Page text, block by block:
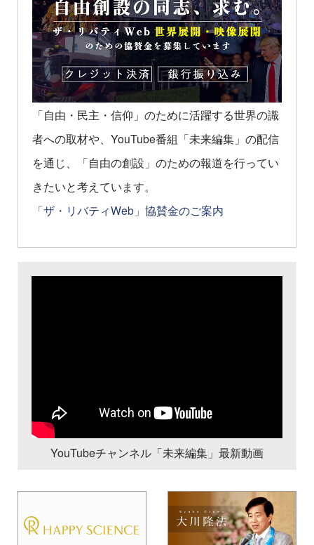
「自由・民主・信仰」のために活躍する世界の識
者への取材や、YouTube番組「未来編集」の配信
を通じ、「自由の創設」のための報道を行ってい
きたいと考えています。
「ザ・リバティWeb」協賛金のご案内
YouTubeチャンネル「未来編集」最新動画